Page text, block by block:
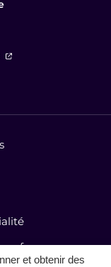
et obtenir des
(ouverture dans